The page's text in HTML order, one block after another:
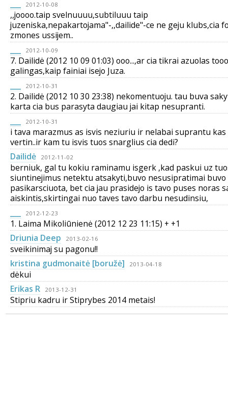
2012-10-08
,,joooo.taip svelnuuuu,subtiluuu taip
juzeniska,nepakartojama"-,,dailide"-ce ne geju klubs,cia
zmones ussijem..
2012-10-09
7. Dailidė (2012 10 09 01:03) ooo...,ar cia tikrai azuolas
galingas,kaip fainiai isejo Juza.
2012-10-31
2. Dailidė (2012 10 30 23:38) nekomentuoju. tau buva
karta cia bus parasyta daugiau jai kitap nesupranti.
2012-10-31
i tava marazmus as isvis neziuriu ir nelabai suprantu
vertin..ir kam tu isvis tuos snarglius cia dedi?
Dailidė
2012-11-02
berniuk, gal tu kokiu raminamu isgerk ,kad paskui uz
siuntinejimus netektu atsakyti,buvo nesusipratimai buvo
pasikarsciuota, bet cia jau prasidejo is tavo puses noras
aiskintis,skirtingai nuo taves tavo darbu nesudinsiu,
2012-12-23
1. Laima Mikoliūnienė (2012 12 23 11:15) + +1
Driunia Deep
2013-02-16
sveikinimaj su pagonu!!
kristina gudmonaitė [boružė]
2013-04-18
dėkui
Erikas R
2013-12-31
Stipriu kadru ir Stiprybes 2014 metais!